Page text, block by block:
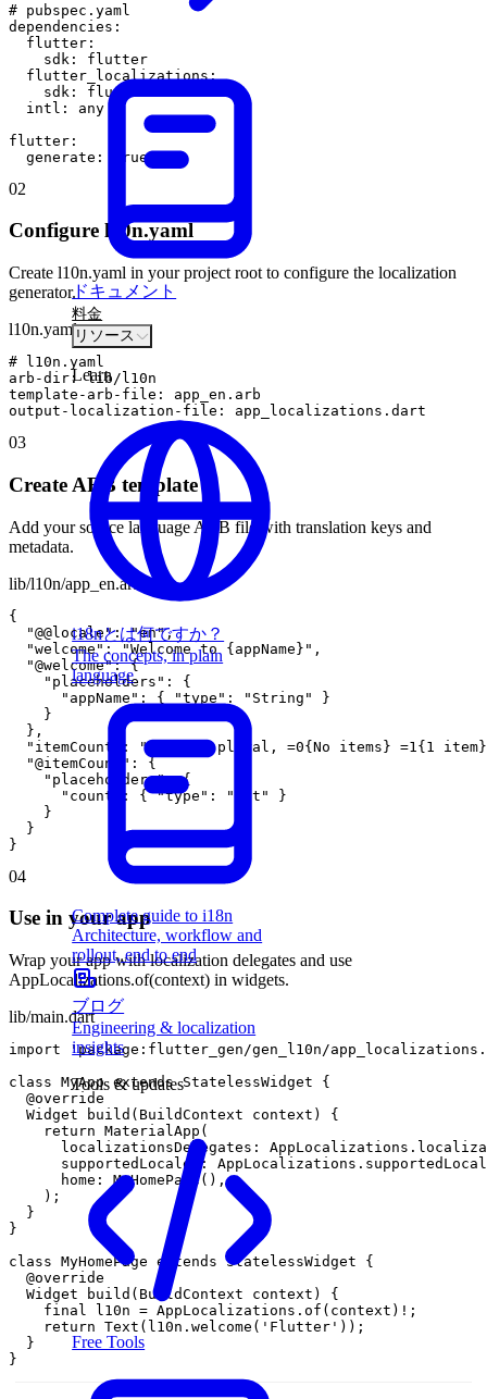
ドキュメント
料金
リソース
Learn
i18nとは何ですか？
The concepts, in plain
language
Complete guide to i18n
Architecture, workflow and
rollout, end to end
ブログ
Engineering & localization
insights
Tools & updates
Free Tools
# pubspec . yaml
dependencies :
flutter :
sdk :
flutter
flutter_localizations:
sdk :
flutter
intl :
any
flutter :
generate : true
02
Configure l10n.yaml
Create l10n.yaml in your project root to configure the localization
generator.
l10n.yaml
# l10n . yaml
arb -dir: lib/ l10n
template - arb - file : app_en . arb
output - localization - file : app_localizations . dart
03
Create ARB template
Add your source language ARB file with translation keys and
metadata.
lib/l10n/app_en.arb
{
"@@locale": "en",
"welcome" : "Welcome to {appName}" ,
"@welcome": {
"placeholders" :
{
"appName" : { "type" : "String"
}
}
} ,
"itemCount"
:
"{count, plural, =0{No items} =1{1
"@itemCount" :
{
"placeholders": {
"count"
: { "type" : "int"
}
}
}
}
04
Use in your app
Wrap your app with localization delegates and use
AppLocalizations.of(context) in widgets.
lib/main.dart
import
'package:flutter_gen/gen_l10n/
class MyApp extends StatelessWidget
{
@override
Widget
build ( BuildContext context )
{
return MaterialApp (
localizationsDelegates : AppLocalizations .
supportedLocales
: AppLocalizations .
home : MyHomePage( ) ,
) ;
}
}
class MyHomePage extends StatelessWidget
{
@override
Widget
build ( BuildContext context )
{
final
l10n = AppLocalizations . of ( context ) ! ;
return Text ( l10n . welcome ( 'Flutter' ) ) ;
}
}